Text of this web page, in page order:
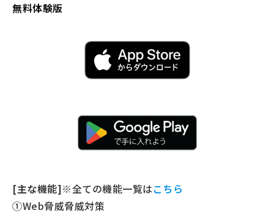
無料体験版
[主な機能]※全ての機能一覧はこちら
①Web脅威脅威対策